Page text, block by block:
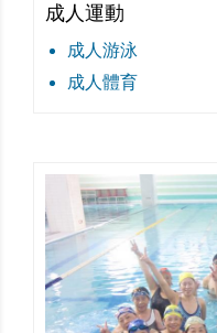
成人運動
成人游泳
成人體育